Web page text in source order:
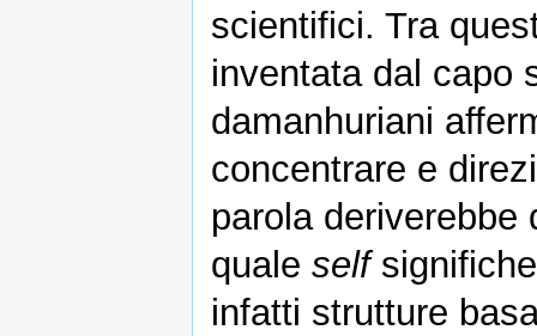
scientifici. Tra
inventata dal capo
damanhuriani
concentrare e
parola deriverebbe
quale self
infatti strutture